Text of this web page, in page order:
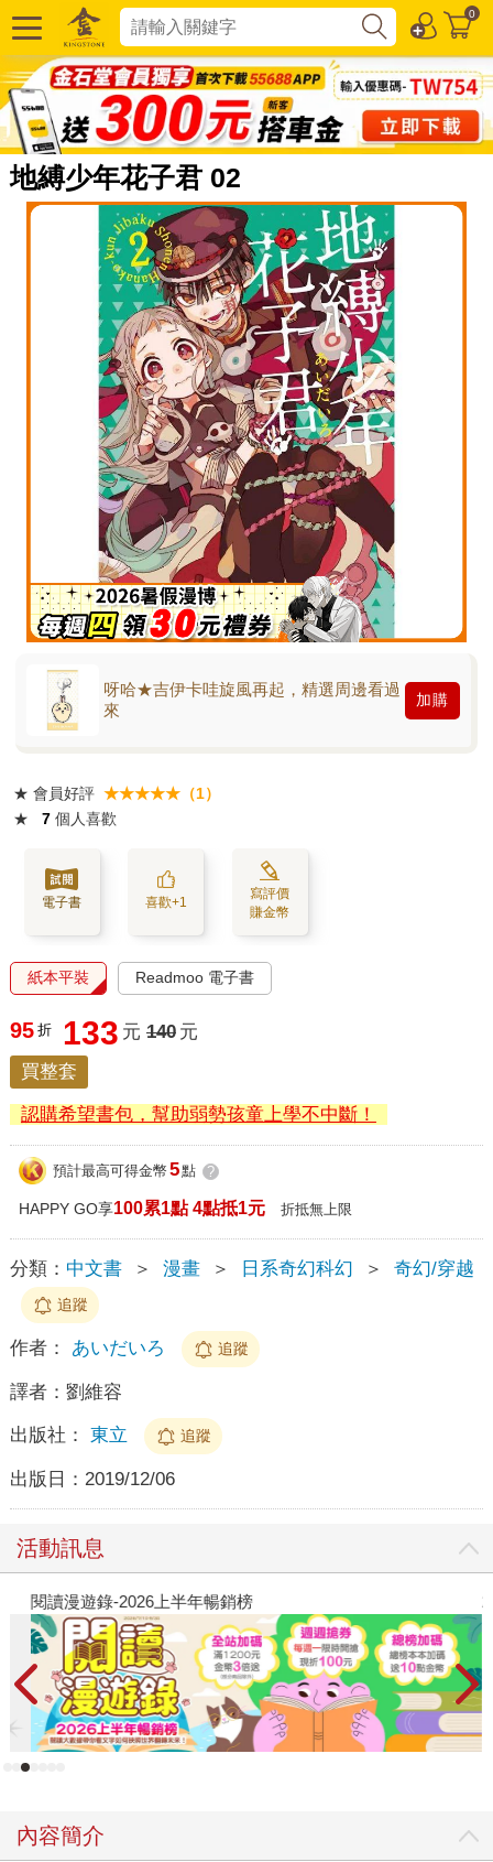
0
地縛少年花子君 02
呀哈★吉伊卡哇旋風再起，精選周邊看過
來
加購
★ 會員好評 ★★★★★（1）
★
7 個人喜歡
電子書 喜歡+1
寫評價
賺金幣
紙本平裝 Readmoo 電子書
95 折 133 元 140 元
買整套
認購希望書包，幫助弱勢孩童上學不中斷！
預計最高可得金幣 5點 ?
HAPPY GO享100累1點 4點抵1元 折抵無上限
分類： 中文書 ＞ 漫畫 ＞ 日系奇幻科幻 ＞ 奇幻/穿越
追蹤
作者： あいだいろ 追蹤
譯者： 劉維容
出版社： 東立 追蹤
出版日： 2019/12/06
活動訊息
閱讀漫遊錄-2026上半年暢銷榜
內容簡介